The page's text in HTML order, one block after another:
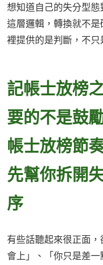
想知道自己的失分型
這層邏輯，轉換就不
裡提供的是判斷，不只
記帳士放榜
要的不是鼓
帳士放榜節
先幫你拆開
序
有些話聽起來很正面
會上」、「你只是差